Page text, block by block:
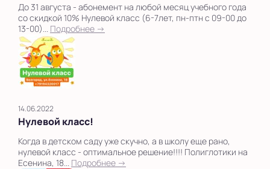
До 31 августа - абонемент на любой месяц учебного года
со скидкой 10% Нулевой класс (6-7лет, пн-птн с 09-00 до
13-00)... Подробнее →
14.06.2022
Нулевой класс!
Когда в детском саду уже скучно, а в школу еще рано,
нулевой класс - оптимальное решение!!!! Полиглотики на
Есенина, 18... Подробнее →